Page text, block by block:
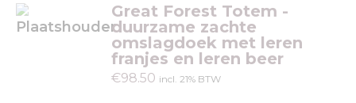
Great Forest Totem -
duurzame zachte
omslagdoek met leren
franjes en leren beer
€98.50 incl. 21% BTW